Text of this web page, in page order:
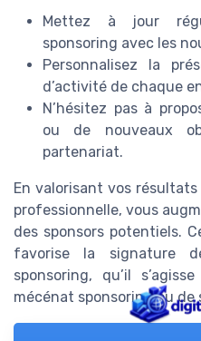
Mettez à jour
sponsoring avec les
Personnalisez la
d’activité de chaque
N’hésitez pas à
ou de nouveaux
partenariat.
En valorisant vos
professionnelle, vous
des sponsors potentiels.
favorise la signature
sponsoring, qu’il
mécénat sponsoring ou de